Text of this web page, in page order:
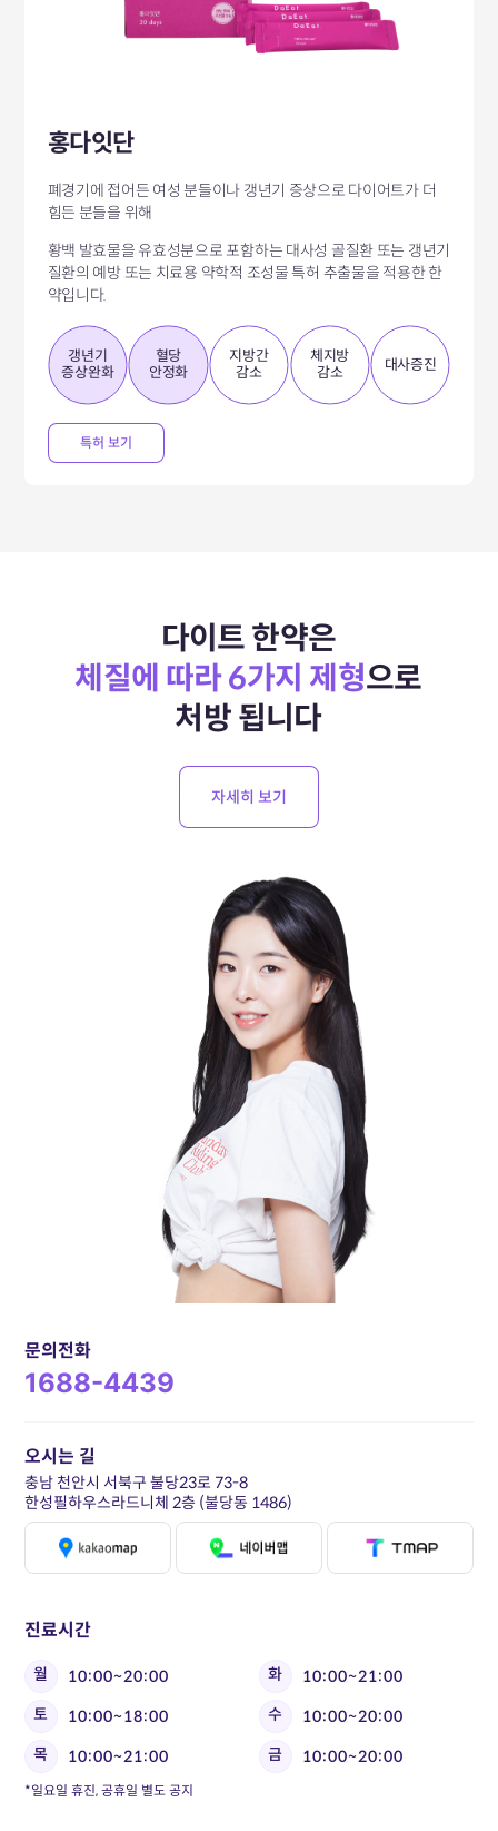
홍다잇단
폐경기에 접어든 여성 분들이나 갱년기 증상으로 다이어트가 더
힘든 분들을 위해
황백 발효물을 유효성분으로 포함하는 대사성 골질환 또는 갱년기
질환의 예방 또는 치료용 약학적 조성물 특허 추출물을 적용한 한
약입니다.
갱년기
증상완화
혈당
안정화
지방간
감소
체지방
감소
대사증진
특허 보기
다이트 한약은
체질에 따라 6가지 제형으로
처방 됩니다
자세히 보기
문의전화
1688-4439
진료시간
월 10:00~20:00 화
10:00~21:00
토
10:00~18:00 수
10:00~20:00
목
10:00~21:00 금 10:00~20:00
*일요일 휴진, 공휴일 별도 공지
오시는 길
충남 천안시 서북구 불당23로 73-8
한성필하우스라드니체 2층 (불당동 1486)